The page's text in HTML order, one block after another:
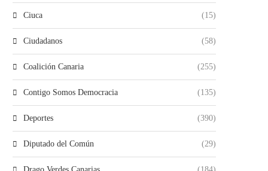
Ciuca (15)
Ciudadanos (58)
Coalición Canaria (255)
Contigo Somos Democracia (135)
Deportes (390)
Diputado del Común (29)